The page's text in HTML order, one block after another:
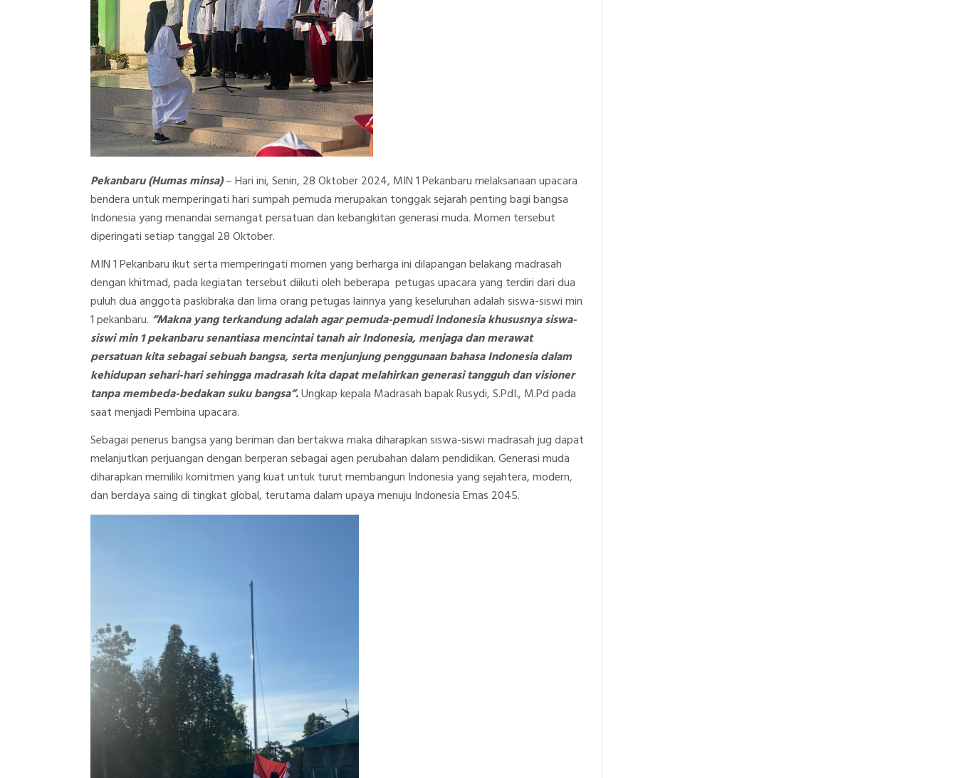
Pekanbaru (Humas minsa)– Hari ini, Senin, 28 Oktober 2024, MIN 1 Pekanbaru melaksanaan upacara
bendera untuk memperingati hari sumpah pemuda merupakan tonggak sejarah penting bagi bangsa
Indonesia yang menandai semangat persatuan dan kebangkitan generasi muda. Momen tersebut
diperingati setiap tanggal 28 Oktober.
MIN 1 Pekanbaru ikut serta memperingati momen yang berharga ini dilapangan belakang madrasah
dengan khitmad, pada kegiatan tersebut diikuti oleh beberapa petugas upacara yang terdiri dari dua
puluh dua anggota paskibraka dan lima orang petugas lainnya yang keseluruhan adalah siswa-siswi min
1 pekanbaru. “Makna yang terkandung adalah agar pemuda-pemudi Indonesia khususnya siswa-
siswi min 1 pekanbaru senantiasa mencintai tanah air Indonesia, menjaga dan merawat
persatuan kita sebagai sebuah bangsa, serta menjunjung penggunaan bahasa Indonesia dalam
kehidupan sehari-hari sehingga madrasah kita dapat melahirkan generasi tangguh dan visioner
tanpa membeda-bedakan suku bangsa”.Ungkap kepala Madrasah bapak Rusydi, S.PdI., M.Pd pada
saat menjadi Pembina upacara.
Sebagai penerus bangsa yang beriman dan bertakwa maka diharapkan siswa-siswi madrasah jug dapat
melanjutkan perjuangan dengan berperan sebagai agen perubahan dalam pendidikan. Generasi muda
diharapkan memiliki komitmen yang kuat untuk turut membangun Indonesia yang sejahtera, modern,
dan berdaya saing di tingkat global, terutama dalam upaya menuju Indonesia Emas 2045.